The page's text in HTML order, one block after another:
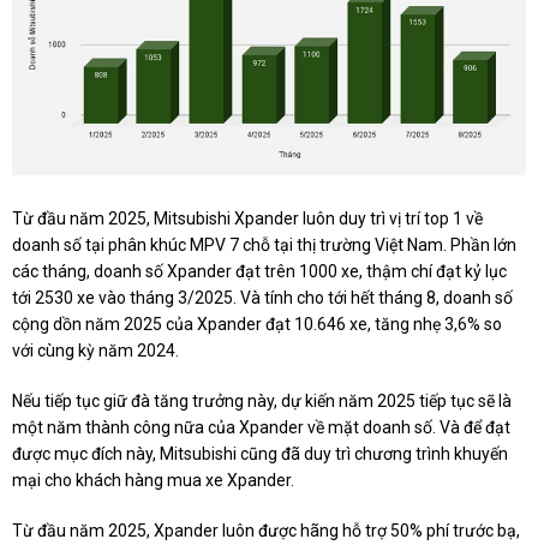
Từ đầu năm 2025, Mitsubishi Xpander luôn duy trì vị trí top 1 về
doanh số tại phân khúc MPV 7 chỗ tại thị trường Việt Nam. Phần lớn
các tháng, doanh số Xpander đạt trên 1000 xe, thậm chí đạt kỷ lục
tới 2530 xe vào tháng 3/2025. Và tính cho tới hết tháng 8, doanh số
cộng dồn năm 2025 của Xpander đạt 10.646 xe, tăng nhẹ 3,6% so
với cùng kỳ năm 2024.
Nếu tiếp tục giữ đà tăng trưởng này, dự kiến năm 2025 tiếp tục sẽ là
một năm thành công nữa của Xpander về mặt doanh số. Và để đạt
được mục đích này, Mitsubishi cũng đã duy trì chương trình khuyến
mại cho khách hàng mua xe Xpander.
Từ đầu năm 2025, Xpander luôn được hãng hỗ trợ 50% phí trước bạ,